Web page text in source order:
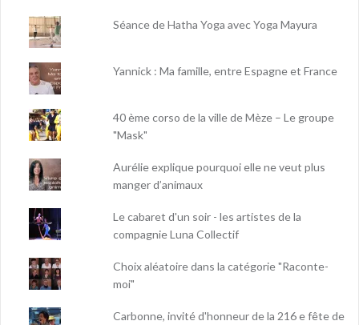
Séance de Hatha Yoga avec Yoga Mayura
Yannick : Ma famille, entre Espagne et France
40 ème corso de la ville de Mèze – Le groupe
"Mask"
Aurélie explique pourquoi elle ne veut plus
manger d’animaux
Le cabaret d'un soir - les artistes de la
compagnie Luna Collectif
Choix aléatoire dans la catégorie "Raconte-
moi"
Carbonne, invité d'honneur de la 216 e fête de